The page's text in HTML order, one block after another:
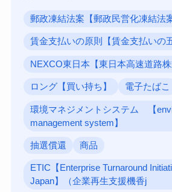
郵政凍結法案【郵政民営化凍結法
賃金支払いの原則【賃金支払いの
NEXCO東日本【東日本高速道路株
ロング【買い持ち】 電子たばこ
環境マネジメントシステム 【
management system】
抽選償還 商品
ETIC【Enterprise Turnaround
Japan】（企業再生支援機香j